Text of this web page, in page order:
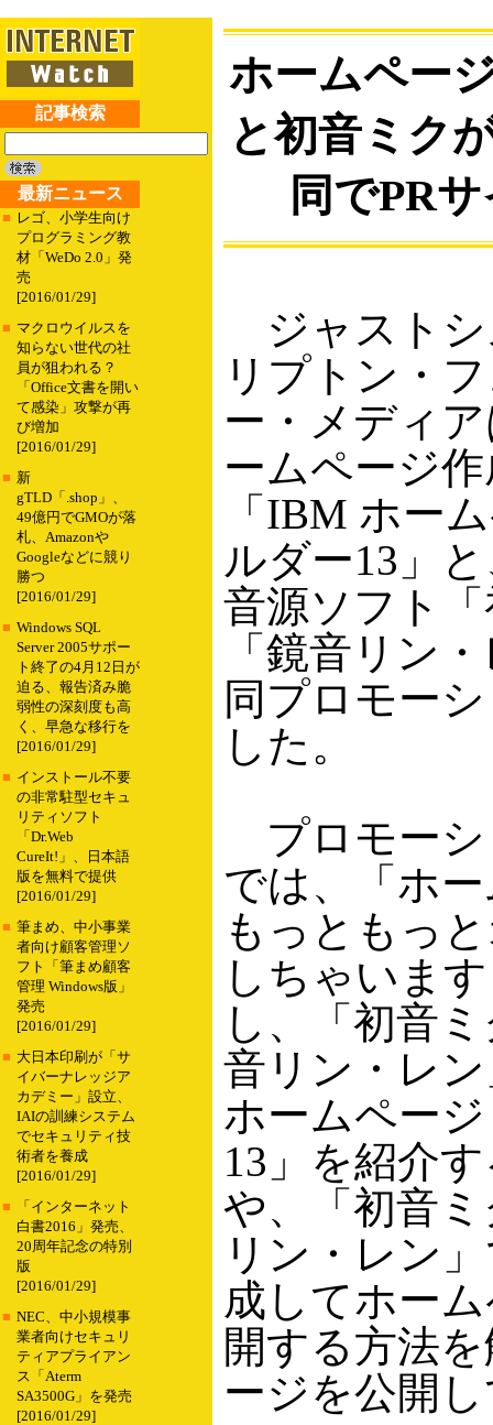
記事検索
最新ニュース
■ レゴ、小学生向け
プログラミング教
材「WeDo 2.0」発
売
[2016/01/29]
■ マクロウイルスを
知らない世代の社
員が狙われる？
「Office文書を開い
て感染」攻撃が再
び増加
[2016/01/29]
■ 新
gTLD「.shop」、
49億円でGMOが落
札、Amazonや
Googleなどに競り
勝つ
[2016/01/29]
■ Windows SQL
Server 2005サポー
ト終了の4月12日が
迫る、報告済み脆
弱性の深刻度も高
く、早急な移行を
[2016/01/29]
■ インストール不要
の非常駐型セキュ
リティソフト
「Dr.Web
CureIt!」、日本語
版を無料で提供
[2016/01/29]
■ 筆まめ、中小事業
者向け顧客管理ソ
フト「筆まめ顧客
管理 Windows版」
発売
[2016/01/29]
■ 大日本印刷が「サ
イバーナレッジア
カデミー」設立、
IAIの訓練システム
でセキュリティ技
術者を養成
[2016/01/29]
■
「インターネット
白書2016」発売、
20周年記念の特別
版
[2016/01/29]
■ NEC、中小規模事
業者向けセキュリ
ティアプライアン
ス「Aterm
SA3500G」を発売
[2016/01/29]
ホームペー
と初音ミク
同でPR
ジャストシ
リプトン・
ー・メディ
ームページ
「IBM ホー
ルダー13」
音源ソフト
「鏡音リン
同プロモー
した。
プロモーシ
では、「ホ
もっともっ
しちゃいま
し、「初音
音リン・レ
ホームペー
13」を紹介
や、「初音
リン・レン
成してホー
開する方法
ージを公開